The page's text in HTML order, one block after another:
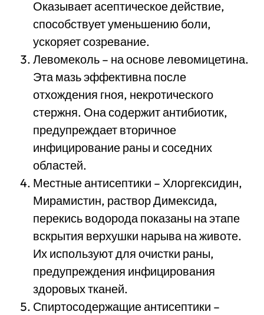
Оказывает асептическое действие,
способствует уменьшению боли,
ускоряет созревание.
Левомеколь – на основе левомицетина.
Эта мазь эффективна после
отхождения гноя, некротического
стержня. Она содержит антибиотик,
предупреждает вторичное
инфицирование раны и соседних
областей.
Местные антисептики – Хлоргексидин,
Мирамистин, раствор Димексида,
перекись водорода показаны на этапе
вскрытия верхушки нарыва на животе.
Их используют для очистки раны,
предупреждения инфицирования
здоровых тканей.
Спиртосодержащие антисептики –